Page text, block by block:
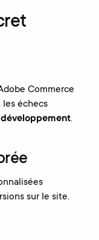
Commerce
les échecs
.
sur le site.